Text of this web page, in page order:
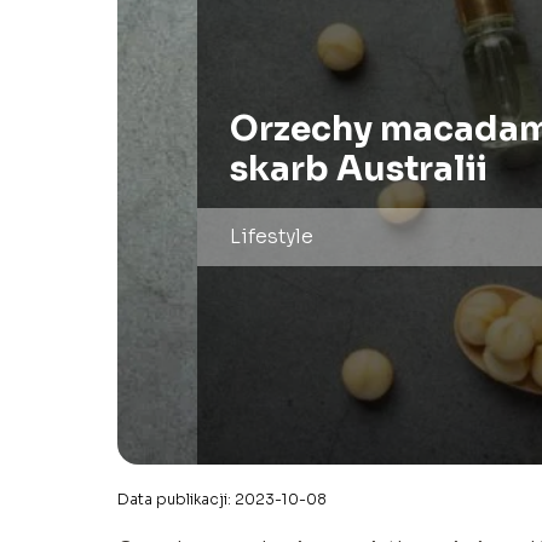
Orzechy
skarb Australii
Lifestyle
Data publikacji: 2023-10-08